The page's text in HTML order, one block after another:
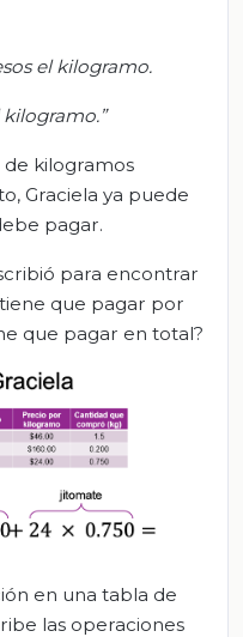
el kilogramo.
de kilogramos
Graciela ya puede
pagar.
para encontrar
tiene que pagar por
que pagar en total?
en una tabla de
las operaciones